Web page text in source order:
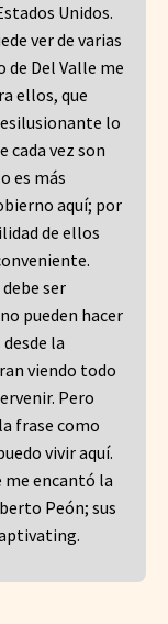
Unidos.
ver de varias
de Del Valle me
ellos, que
lo
cada vez son
es más
aquí; por
de ellos
ser
pueden hacer
la
viendo todo
Pero
frase como
vivir aquí.
me encantó la
Peón; sus